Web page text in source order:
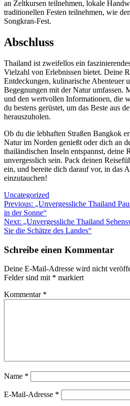
an Zeltkursen teilnehmen, lokale
traditionellen Festen teilnehmen, wie
Songkran-Fest.
Abschluss
Thailand ist zweifellos ein
Vielzahl von Erlebnissen bietet. Deine
Entdeckungen, kulinarische Abenteuer
Begegnungen mit der Natur umfassen.
und den wertvollen Informationen, die
du bestens gerüstet, um das Beste aus
herauszuholen.
Ob du die lebhaften Straßen Bangkok
Natur im Norden genießt oder dich an
thailändischen Inseln entspannst, deine
unvergesslich sein. Pack deinen
ein, und bereite dich darauf vor, in das
einzutauchen!
Uncategorized
Beitragsnavigation
Previous: „Unvergessliche Thailand
in der Sonne“
Next: „Unvergessliche Thailand
Sie die Schätze des Landes“
Schreibe einen Kommentar
Deine E-Mail-Adresse wird nicht
Felder sind mit * markiert
Kommentar *
Name *
E-Mail-Adresse *